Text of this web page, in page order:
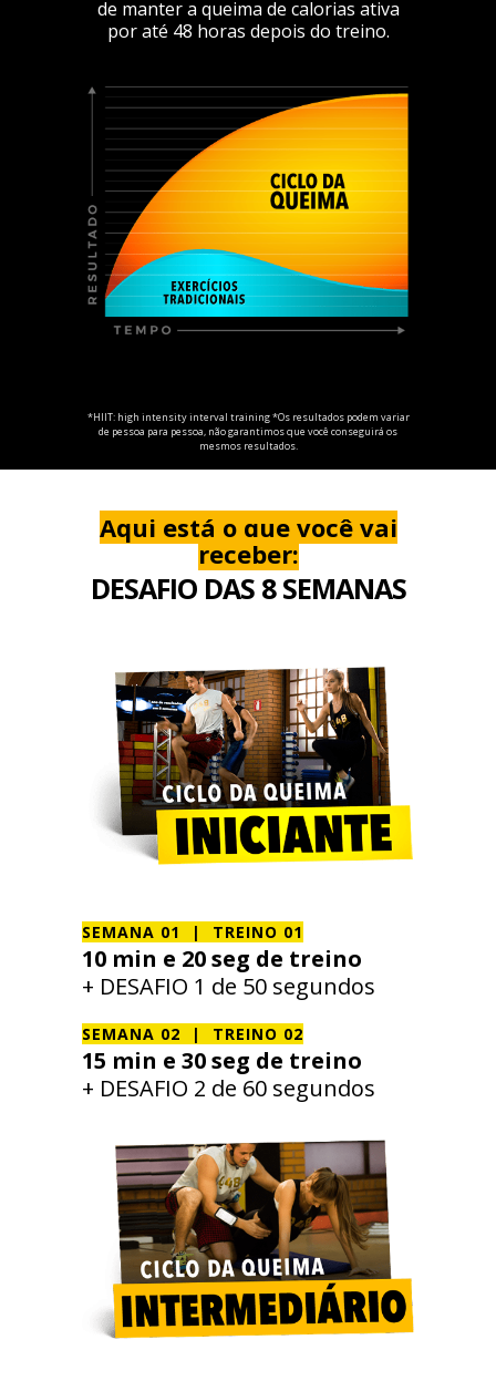
de manter a queima de calorias ativa
por até 48 horas depois do treino.
*HIIT: high intensity interval training *Os resultados podem variar
de pessoa para pessoa, não garantimos que você conseguirá os
mesmos resultados.
Aqui está o que você vai
receber:
DESAFIO DAS 8 SEMANAS
SEMANA 01 | TREINO 01
10 min e 20 seg de treino
+ DESAFIO 1 de 50 segundos
SEMANA 02 | TREINO 02
15 min e 30 seg de treino
+ DESAFIO 2 de 60 segundos